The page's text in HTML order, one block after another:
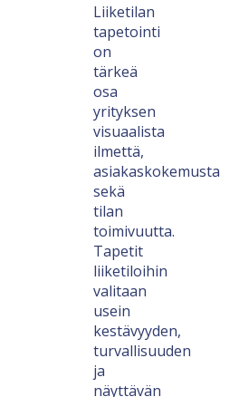
Liiketilan
tapetointi
on
tärkeä
osa
yrityksen
visuaalista
ilmettä,
asiakaskokemusta
sekä
tilan
toimivuutta.
Tapetit
liiketiloihin
valitaan
usein
kestävyyden,
turvallisuuden
ja
näyttävän